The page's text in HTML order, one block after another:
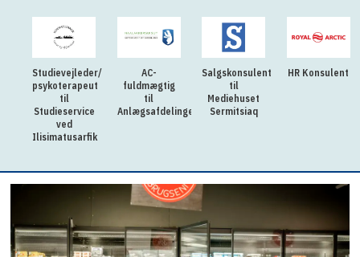
Studievejleder/
psykoterapeut
til
Studieservice
ved
Ilisimatusarfik
AC-
fuldmægtig
til
Anlægsafdelingen
Salgskonsulent
til
Mediehuset
Sermitsiaq
HR Konsulent